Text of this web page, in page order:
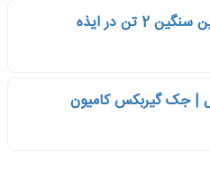
تن در ایذه
| جک گیربکس کامیون